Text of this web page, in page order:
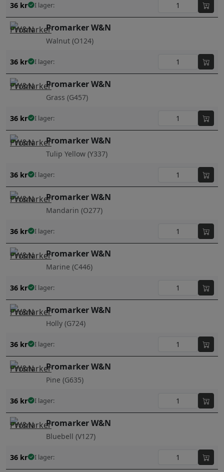
36 kr I lager:
Promarker W&N
Walnut (O124)
36 kr I lager:
Promarker W&N
Grass (G457)
36 kr I lager:
Promarker W&N
Tulip Yellow (Y337)
36 kr I lager:
Promarker W&N
Mandarin (O277)
36 kr I lager:
Promarker W&N
Marine (C446)
36 kr I lager:
Promarker W&N
Holly (G724)
36 kr I lager:
Promarker W&N
Pine (G635)
36 kr I lager:
Promarker W&N
Bluebell (V127)
36 kr I lager: